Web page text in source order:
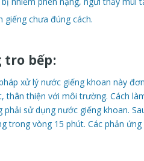
giếng chưa đúng cách.
tro bếp:
xử lý nước giếng khoan này
thân thiện với môi trường. Cách
phải sử dụng nước giếng khoan.
trong vòng 15 phút. Các phản